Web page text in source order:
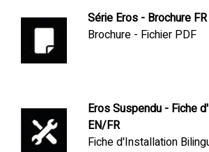
Série Eros - Brochure FR
Brochure - Fichier PDF
Eros Suspendu - Fiche
EN/FR
Fiche d'Installation